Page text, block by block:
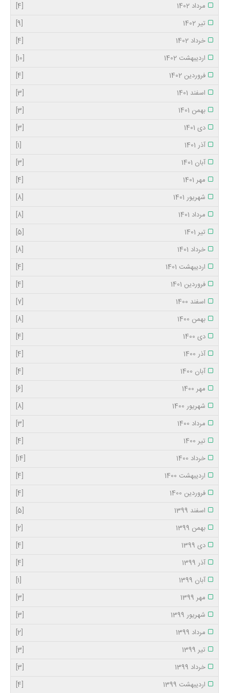
مرداد 1402
[4]
تیر 1402
[9]
خرداد 1402
[4]
اردیبهشت 1402
[10]
فروردین 1402
[4]
اسفند 1401
[3]
بهمن 1401
[3]
دی 1401
[3]
آذر 1401
[1]
آبان 1401
[3]
مهر 1401
[4]
شهریور 1401
[8]
مرداد 1401
[8]
تیر 1401
[5]
خرداد 1401
[8]
اردیبهشت 1401
[4]
فروردین 1401
[4]
اسفند 1400
[7]
بهمن 1400
[8]
دی 1400
[4]
آذر 1400
[4]
آبان 1400
[4]
مهر 1400
[6]
شهریور 1400
[8]
مرداد 1400
[3]
تیر 1400
[4]
خرداد 1400
[14]
اردیبهشت 1400
[4]
فروردین 1400
[4]
اسفند 1399
[5]
بهمن 1399
[2]
دی 1399
[4]
آذر 1399
[4]
آبان 1399
[1]
مهر 1399
[3]
شهریور 1399
[3]
مرداد 1399
[2]
تیر 1399
[3]
خرداد 1399
[3]
اردیبهشت 1399
[4]